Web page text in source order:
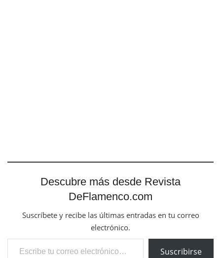
Descubre más desde Revista
DeFlamenco.com
Suscríbete y recibe las últimas entradas en tu correo
electrónico.
Escribe tu correo electrónico…
Suscribirse